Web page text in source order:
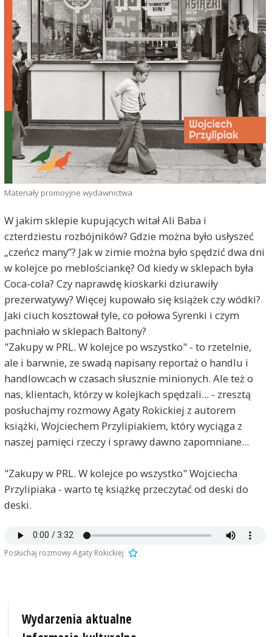
Materiały promoyjne wydawnictwa
W jakim sklepie kupujących witał Ali Baba i
czterdziestu rozbójników? Gdzie można było usłyszeć
„czeńcz many”? Jak w zimie można było spędzić dwa dni
w kolejce po meblościankę? Od kiedy w sklepach była
Coca-cola? Czy naprawdę kioskarki dziurawiły
prezerwatywy? Więcej kupowało się książek czy wódki?
Jaki ciuch kosztował tyle, co połowa Syrenki i czym
pachniało w sklepach Baltony?
"Zakupy w PRL. W kolejce po wszystko" - to rzetelnie,
ale i barwnie, ze swadą napisany reportaż o handlu i
handlowcach w czasach słusznie minionych. Ale też o
nas, klientach, którzy w kolejkach spędzali... - zresztą
posłuchajmy rozmowy Agaty Rokickiej z autorem
książki, Wojciechem Przylipiakiem, który wyciąga z
naszej pamięci rzeczy i sprawy dawno zapomniane...
"Zakupy w PRL. W kolejce po wszystko" Wojciecha
Przylipiaka - warto tę książkę przeczytać od deski do
deski.
Posłuchaj rozmowy Agaty Rokickiej
Wydarzenia aktualne